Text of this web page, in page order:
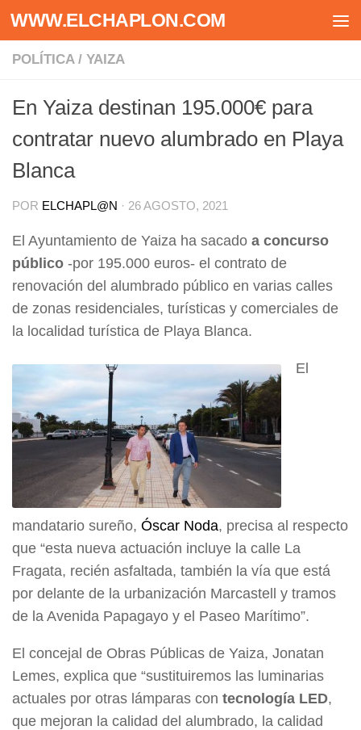
Saltar al contenido
WWW.ELCHAPLON.COM
POLÍTICA / YAIZA
En Yaiza destinan 195.000€ para
contratar nuevo alumbrado en Playa
Blanca
POR ELCHAPL@N · 26 AGOSTO, 2021
El Ayuntamiento de Yaiza ha sacado a concurso
público -por 195.000 euros- el contrato de
renovación del alumbrado público en varias calles
de zonas residenciales, turísticas y comerciales de
la localidad turística de Playa Blanca.
El
mandatario sureño, Óscar Noda, precisa al respecto
que “esta nueva actuación incluye la calle La
Fragata, recién asfaltada, también la vía que está
por delante de la urbanización Marcastell y tramos
de la Avenida Papagayo y el Paseo Marítimo”.
El concejal de Obras Públicas de Yaiza, Jonatan
Lemes, explica que “sustituiremos las luminarias
actuales por otras lámparas con tecnología LED,
que mejoran la calidad del alumbrado, la calidad